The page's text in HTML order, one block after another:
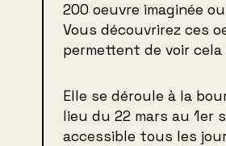
200 oeuvre imaginée
Vous découvrirez ces
permettent de voir
Elle se déroule à la
lieu du 22 mars au 1er
accessible tous les